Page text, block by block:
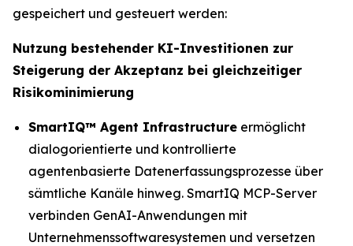
gespeichert und gesteuert werden:
Nutzung bestehender KI-Investitionen zur
Steigerung der Akzeptanz bei gleichzeitiger
Risikominimierung
SmartIQ™ Agent Infrastructure ermöglicht
dialogorientierte und kontrollierte
agentenbasierte Datenerfassungsprozesse über
sämtliche Kanäle hinweg. SmartIQ MCP-Server
verbinden GenAI-Anwendungen mit
Unternehmenssoftwaresystemen und versetzen